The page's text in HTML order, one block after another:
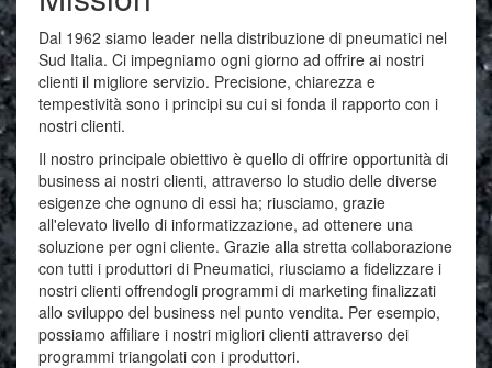
Dal 1962 siamo leader nella distribuzione di pneumatici nel
Sud Italia. Ci impegniamo ogni giorno ad offrire ai nostri
clienti il migliore servizio. Precisione, chiarezza e
tempestività sono i principi su cui si fonda il rapporto con i
nostri clienti.
Il nostro principale obiettivo è quello di offrire opportunità di
business ai nostri clienti, attraverso lo studio delle diverse
esigenze che ognuno di essi ha; riusciamo, grazie
all'elevato livello di informatizzazione, ad ottenere una
soluzione per ogni cliente. Grazie alla stretta collaborazione
con tutti i produttori di Pneumatici, riusciamo a fidelizzare i
nostri clienti offrendogli programmi di marketing finalizzati
allo sviluppo del business nel punto vendita. Per esempio,
possiamo affiliare i nostri migliori clienti attraverso dei
programmi triangolati con i produttori.